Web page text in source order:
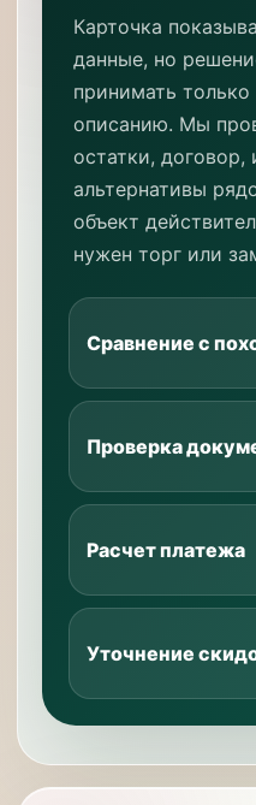
Карточка
данные, но
принимать
описанию. Мы
остатки, договор,
альтернативы
объект
нужен торг или
Сравнение с
Проверка
Расчет платежа
Уточнение